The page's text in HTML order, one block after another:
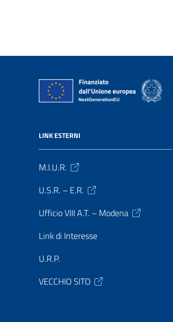
LINK ESTERNI
M.I.U.R.
U.S.R. – E.R.
Ufficio VIII A.T. – Modena
Link di Interesse
U.R.P.
VECCHIO SITO